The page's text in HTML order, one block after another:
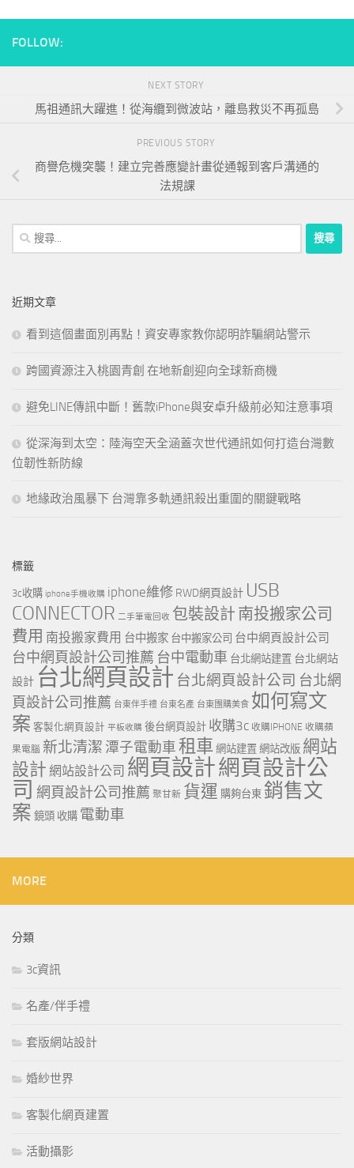
FOLLOW:
NEXT STORY
馬祖通訊大躍進！從海纜到微波站，離島救災不再孤島
PREVIOUS STORY
商譽危機突襲！建立完善應變計畫從通報到客戶溝通的
法規課
搜
尋
字:
近期文章
看到這個畫面別再點！資安專家教你認明詐騙網站警示
跨國資源注入桃園青創 在地新創迎向全球新商機
避免LINE傳訊中斷！舊款iPhone與安卓升級前必知注意事項
從深海到太空：陸海空天全涵蓋次世代通訊如何打造台灣數
位韌性新防線
地緣政治風暴下 台灣靠多軌通訊殺出重圍的關鍵戰略
標籤
3c收購 iphone手機收購 iphone維修 RWD網頁設計 USB
CONNECTOR 二手筆電回收 包裝設計 南投搬家公司
費用 南投搬家費用 台中搬家 台中搬家公司 台中網頁設計公司
台中網頁設計公司推薦 台中電動車 台北網站建置 台北網站
設計 台北網頁設計 台北網頁設計公司 台北網
頁設計公司推薦 台東伴手禮 台東名產 台東團購美食 如何寫文
案 客製化網頁設計 平板收購 後台網頁設計 收購3c 收購IPHONE 收購蘋
果電腦 新北清潔 潭子電動車租車 網站建置 網站改版 網站
設計 網站設計公司 網頁設計網頁設計公
司 網頁設計公司推薦 聚甘新 貨運 購夠台東 銷售文
案 鏡頭 收購 電動車
MORE
分類
3c資訊
名產/伴手禮
套版網站設計
婚紗世界
客製化網頁建置
活動攝影